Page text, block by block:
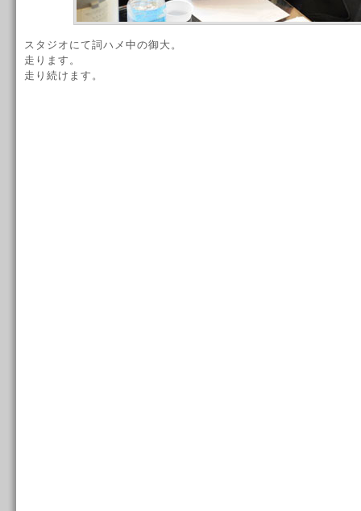
スタジオにて詞ハメ中の御大。
走ります。
走り続けます。